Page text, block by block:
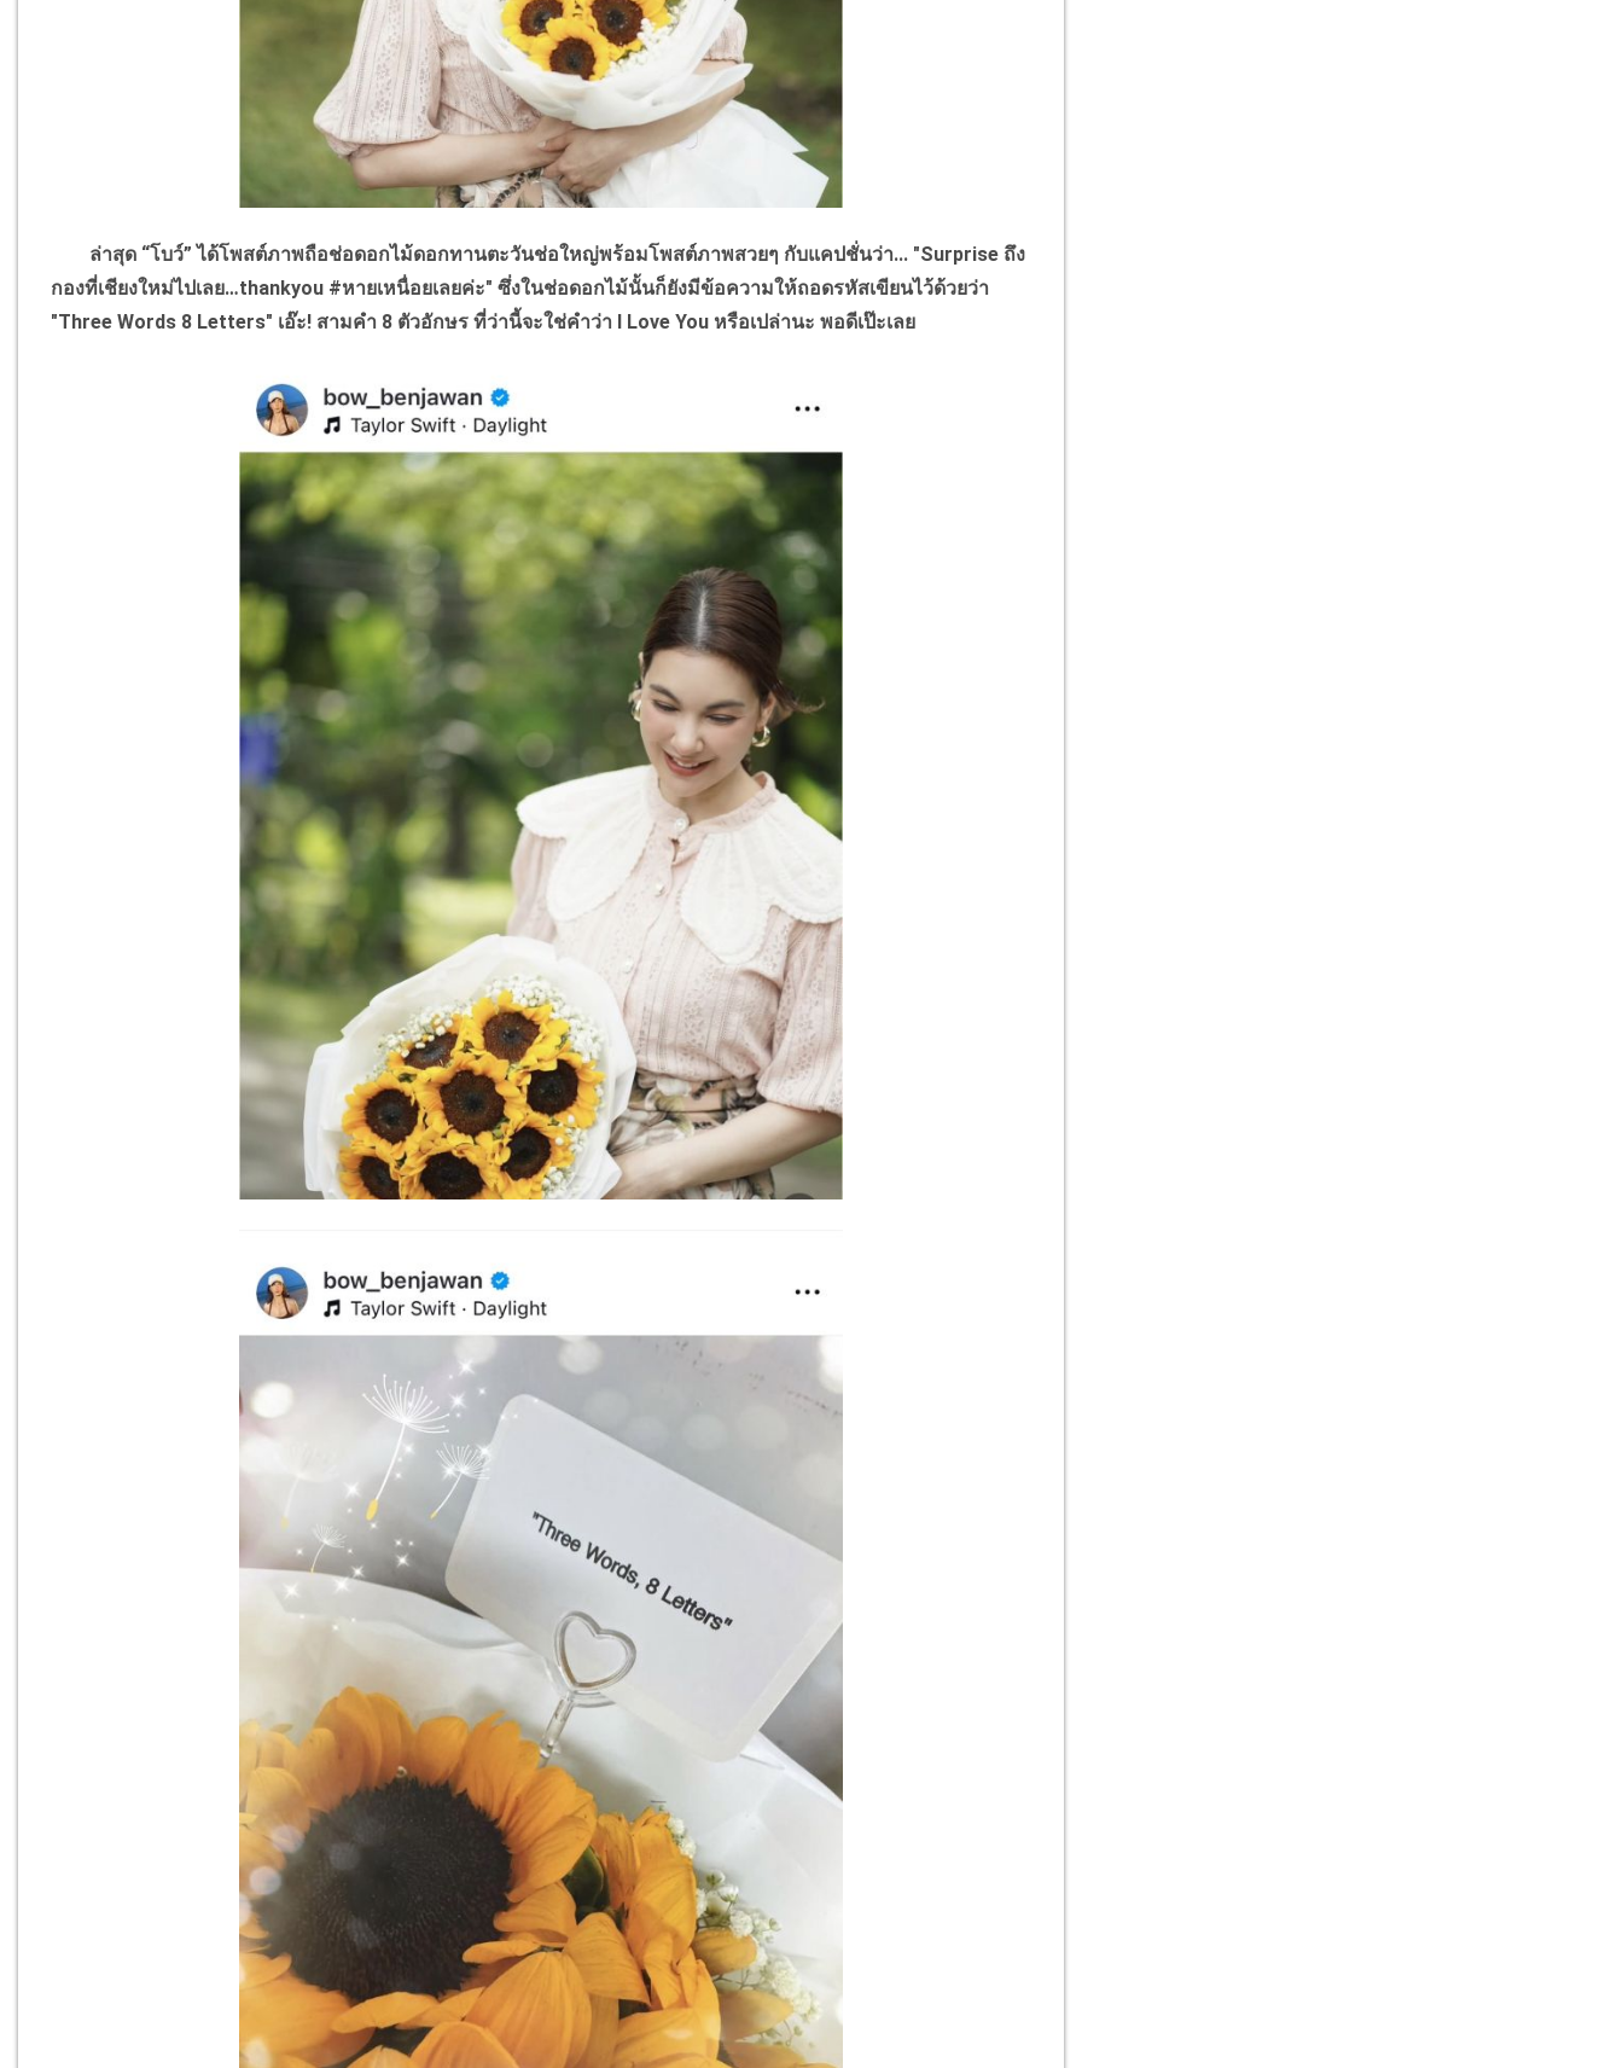
ล่าสุด “โบว์” ได้โพสต์ภาพถือช่อดอกไม้ดอกทานตะวันช่อใหญ่พร้อมโพสต์ภาพสวยๆ กับแคปชั่นว่า... "Surprise ถึง
กองที่เชียงใหม่ไปเลย…thankyou #หายเหนื่อยเลยค่ะ" ซึ่งในช่อดอกไม้นั้นก็ยังมีข้อความให้ถอดรหัสเขียนไว้ด้วยว่า
"Three Words 8 Letters" เอ๊ะ! สามคำ 8 ตัวอักษร ที่ว่านี้จะใช่คำว่า I Love You หรือเปล่านะ พอดีเป๊ะเลย